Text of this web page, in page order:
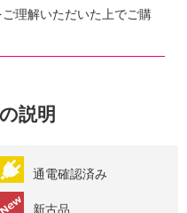
ご理解いただいた上でご購
説明
通電確認済み
新古品